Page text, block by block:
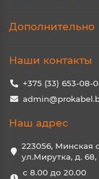
Дополнительно
Наши контакты
+375 (33) 653-08-
Наш адрес
223056, Минская
ул.Мирутка, д.
с 8.00 до 20.00